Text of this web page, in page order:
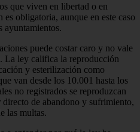
que viven en libertad o en
obligatoria, aunque en este caso
ayuntamientos.
puede costar caro y no vale
La ley califica la reproducción
y esterilización como
van desde los 10.001 hasta los
no registrados se reproduzcan
de abandono y sufrimiento,
las multas.